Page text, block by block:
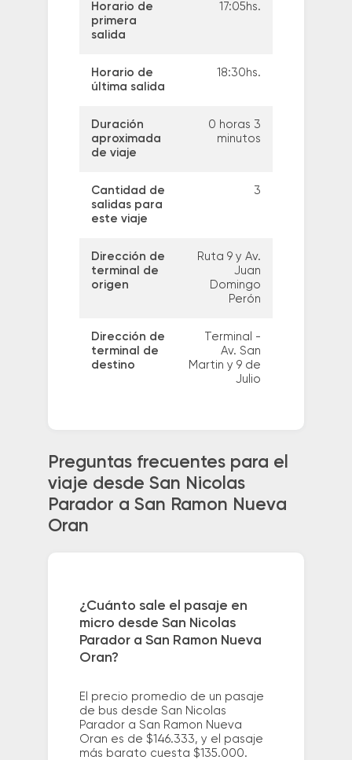
Horario de
primera
salida
17:05hs.
Horario de
última salida
18:30hs.
Duración
aproximada
de viaje
0 horas 3
minutos
Cantidad de
salidas para
este viaje
3
Dirección de
terminal de
origen
Ruta 9 y Av.
Juan
Domingo
Perón
Dirección de
terminal de
destino
Terminal -
Av. San
Martin y 9 de
Julio
Preguntas frecuentes para el
viaje desde San Nicolas
Parador a San Ramon Nueva
Oran
¿Cuánto sale el pasaje en
micro desde San Nicolas
Parador a San Ramon Nueva
Oran?
El precio promedio de un pasaje
de bus desde San Nicolas
Parador a San Ramon Nueva
Oran es de $146.333, y el pasaje
más barato cuesta $135.000.